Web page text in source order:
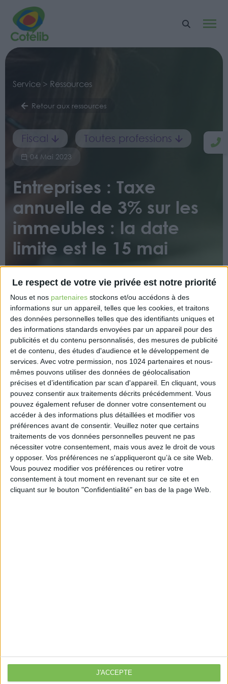
Le respect de votre vie privée est notre priorité
Nous et nos partenaires stockons et/ou accédons à des
informations sur un appareil, telles que les cookies, et traitons
des données personnelles telles que des identifiants uniques et
des informations standards envoyées par un appareil pour des
publicités et du contenu personnalisés, des mesures de publicité
et de contenu, des études d'audience et le développement de
services. Avec votre permission, nos 1024 partenaires et nous-
mêmes pouvons utiliser des données de géolocalisation
précises et d’identification par scan d'appareil. En cliquant, vous
pouvez consentir aux traitements décrits précédemment. Vous
pouvez également refuser de donner votre consentement ou
accéder à des informations plus détaillées et modifier vos
préférences avant de consentir. Veuillez noter que certains
traitements de vos données personnelles peuvent ne pas
nécessiter votre consentement, mais vous avez le droit de vous
y opposer. Vos préférences ne s'appliqueront qu’à ce site Web.
Vous pouvez modifier vos préférences ou retirer votre
consentement à tout moment en revenant sur ce site et en
cliquant sur le bouton "Confidentialité" en bas de la page Web.
J'ACCEPTE
Service > Ressources
Retour aux ressources
Fiscal Toutes professions
04 Mai 2023
Entreprises : Taxe
annuelle de 3% sur les
immeubles : la date
limite est le 15 mai
Les entités juridiques françaises ou étrangères qui
détiennent au 1er janvier en France, directement ou
indirectement, un ou plusieurs immeubles ou des
droits réels immobiliers doivent payer chaque
année une taxe égale à 3% de la valeur vénale de
ces immeubles ou droits immobiliers.
Les redevables doivent, de ce fait, souscrire la
déclaration n°2746 et effectuer leur télépaiement au
plus tard le 15 mai 2023.
https://entreprendre.service-
public.fr/actualites/A16501?xtor=RSS-1111
À la une